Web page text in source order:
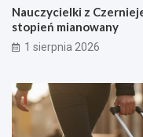
Nauczycielki z
stopień mianowany
1 sierpnia 2026